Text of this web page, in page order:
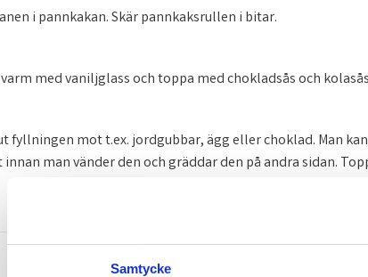
Samtycke
i pannkakan. Skär pannkaksrullen i bitar.
varm med vaniljglass och toppa med chokladsås och
fyllningen mot t.ex. jordgubbar, ägg eller choklad. Man
man vänder den och gräddar den på andra sidan.